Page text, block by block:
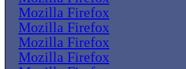
Mozilla Firefox
Mozilla Firefox
Mozilla Firefox
Mozilla Firefox